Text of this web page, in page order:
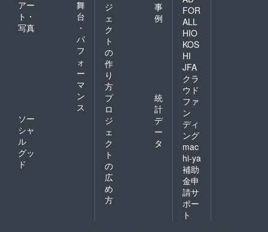
からの感謝を込めて。
アー
ト・
写真
舞
台
・
パ
フ
ォ
ー
マ
ン
ス
ソー
シャ
ル
グッ
ド
ジ
ェ
ク
ト
の
作
り
方
事
例
プ
ロ
ジ
ェ
ク
ト
の
広
め
方
統
計
デ
ー
タ
FOR
ALL
HIO
KOS
HI
JFA
クラ
ウド
ファ
ン
ディ
ング
mac
hi-ya
補助
金申
請サ
ポー
ト